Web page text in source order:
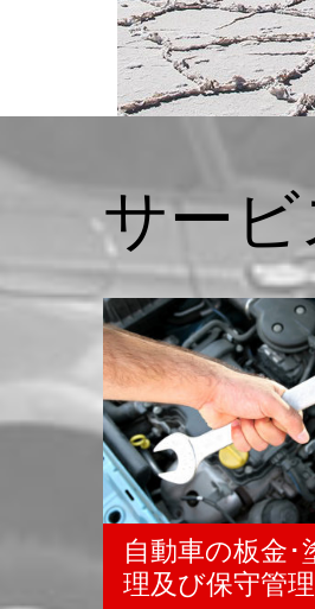
サービ
自動車の板金･
理及び保守管理